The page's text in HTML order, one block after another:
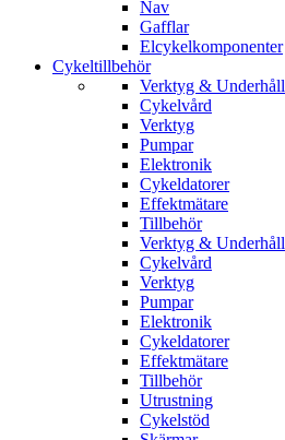
Nav
Gafflar
Elcykelkomponenter
Cykeltillbehör
Verktyg & Underhåll
Cykelvård
Verktyg
Pumpar
Elektronik
Cykeldatorer
Effektmätare
Tillbehör
Verktyg & Underhåll
Cykelvård
Verktyg
Pumpar
Elektronik
Cykeldatorer
Effektmätare
Tillbehör
Utrustning
Cykelstöd